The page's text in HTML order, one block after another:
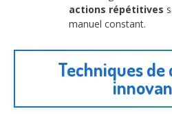
actions répétitives
manuel constant.
Techniques de